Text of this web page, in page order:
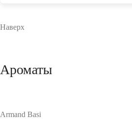
Наверх
Ароматы
Armand Basi